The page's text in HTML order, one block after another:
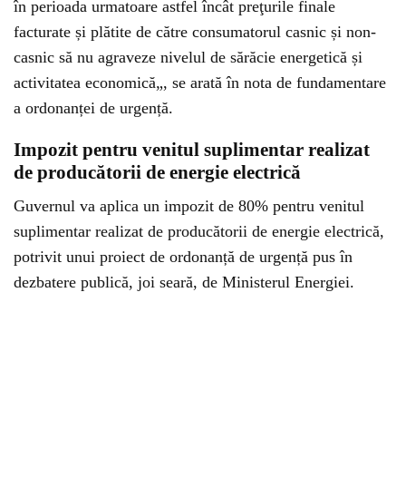
în perioada urmatoare astfel încât preţurile finale
facturate și plătite de către consumatorul casnic și non-
casnic să nu agraveze nivelul de sărăcie energetică și
activitatea economică„, se arată în nota de fundamentare
a ordonanței de urgență.
Impozit pentru venitul suplimentar realizat
de producătorii de energie electrică
Guvernul va aplica un impozit de 80% pentru venitul
suplimentar realizat de producătorii de energie electrică,
potrivit unui proiect de ordonanță de urgență pus în
dezbatere publică, joi seară, de Ministerul Energiei.